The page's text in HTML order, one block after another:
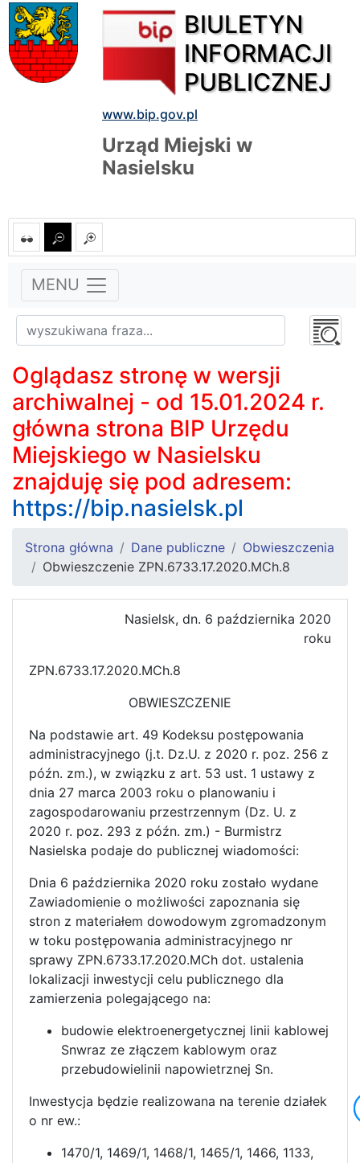
BIULETYN
INFORMACJI
PUBLICZNEJ
www.bip.gov.pl
Urząd Miejski w
Nasielsku
MENU
Oglądasz stronę w wersji
archiwalnej - od 15.01.2024 r.
główna strona BIP Urzędu
Miejskiego w Nasielsku
znajduję się pod adresem:
https://bip.nasielsk.pl
Strona główna Dane publiczne
Obwieszczenia
Obwieszczenie ZPN.6733.17.2020.MCh.8
Nasielsk, dn. 6 października 2020
roku
ZPN.6733.17.2020.MCh.8
OBWIESZCZENIE
Na podstawie art. 49 Kodeksu postępowania
administracyjnego (j.t. Dz.U. z 2020 r. poz. 256 z
późn. zm.), w związku z art. 53 ust. 1 ustawy z
dnia 27 marca 2003 roku o planowaniu i
zagospodarowaniu przestrzennym (Dz. U. z
2020 r. poz. 293 z późn. zm.) - Burmistrz
Nasielska podaje do publicznej wiadomości:
Dnia 6 października 2020 roku zostało wydane
Zawiadomienie o możliwości zapoznania się
stron z materiałem dowodowym zgromadzonym
w toku postępowania administracyjnego nr
sprawy ZPN.6733.17.2020.MCh dot. ustalenia
lokalizacji inwestycji celu publicznego dla
zamierzenia polegającego na:
budowie elektroenergetycznej linii kablowej
Snwraz ze złączem kablowym oraz
przebudowielinii napowietrznej Sn.
Inwestycja będzie realizowana na terenie działek
o nr ew.:
1470/1, 1469/1, 1468/1, 1465/1, 1466, 1133,